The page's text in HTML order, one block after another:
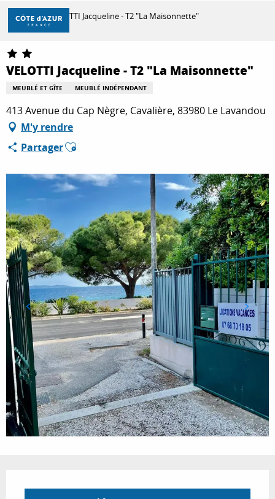
Aller
contenu
principal
DÉCOUVRIR
À FAIRE
SÉJOURNER
Accueil VELOTTI Jacqueline - T2 "La Maisonnette"
VELOTTI Jacqueline - T2 "La Maisonnette"
MEUBLÉ ET GÎTE MEUBLÉ INDÉPENDANT
413 Avenue du Cap Nègre, Cavalière, 83980 Le Lavandou
M'y rendre
PartagerAjouter aux favoris